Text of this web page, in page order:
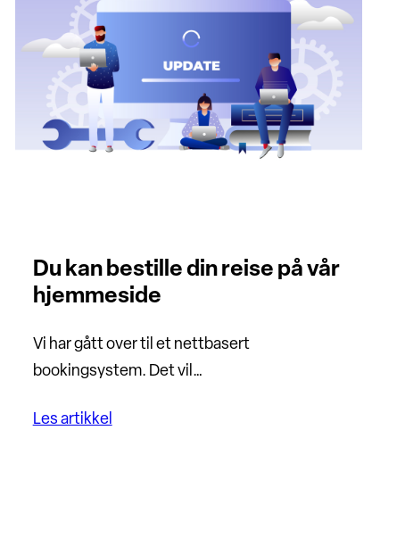
Du kan bestille din reise på vår
hjemmeside
Vi har gått over til et nettbasert
bookingsystem. Det vil…
Les artikkel